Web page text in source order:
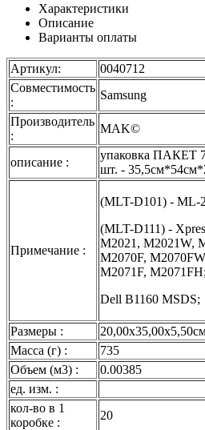
Характеристики
Описание
Варианты оплаты
Артикул:
0040712
Совместимость
:
Samsung
Производитель
:
MAK©
описание :
упаковка ПАКЕТ
шт. -
Примечание :
(MLT-D101) - ML-
(MLT-D111) -
M2021, M2021W,
M2070F,
M2071F, M2071FH;
Dell B1160 MSDS;
Размеры :
Масса (г) :
735
Объем (м3) :
0.00385
ед. изм. :
кол-во в 1
коробке :
20